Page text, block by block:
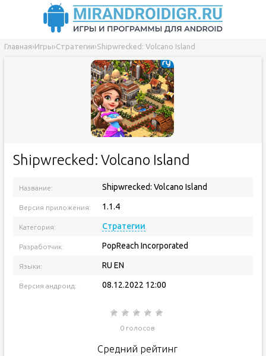
Главная›Игры›Стратегии›Shipwrecked: Volcano Island
Shipwrecked: Volcano Island
Название: Shipwrecked: Volcano Island
Версия приложения: 1.1.4
Категория: Стратегии
Разработчик: PopReach Incorporated
Языки: RU EN
Версия андроид: 08.12.2022 12:00
0 голосов
Средний рейтинг